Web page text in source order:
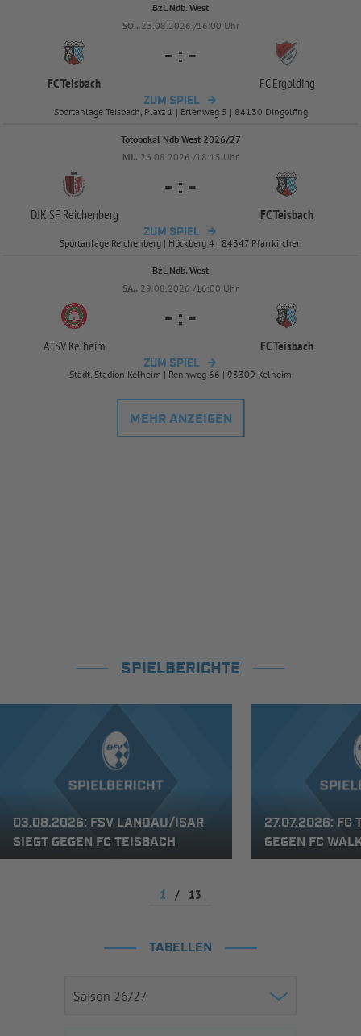
BzL Ndb. West
SO.. 23.08.2026 /16:00 Uhr
FC Teisbach
- : -
FC Ergolding
ZUM SPIEL
Sportanlage Teisbach, Platz 1 | Erlenweg 5 | 84130 Dingolfing
Totopokal Ndb West 2026/27
MI.. 26.08.2026 /18:15 Uhr
DJK SF Reichenberg
- : -
FC Teisbach
ZUM SPIEL
Sportanlage Reichenberg | Höckberg 4 | 84347 Pfarrkirchen
BzL Ndb. West
SA.. 29.08.2026 /16:00 Uhr
ATSV Kelheim
- : -
FC Teisbach
ZUM SPIEL
Städt. Stadion Kelheim | Rennweg 66 | 93309 Kelheim
MEHR ANZEIGEN
SPIELBERICHTE
03.08.2026: FSV LANDAU/ISAR
SIEGT GEGEN FC TEISBACH
27.07.2026: FC
GEGEN FC
1 / 13
TABELLEN